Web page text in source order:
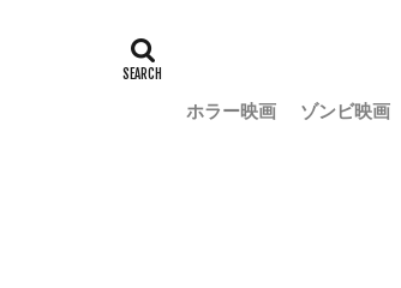
ホラー映画 ゾンビ映画